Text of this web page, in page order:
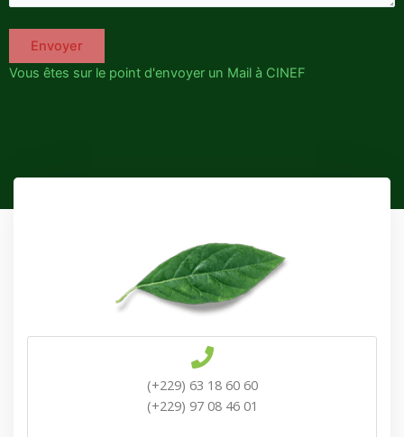
Vous êtes sur le point d'envoyer un Mail à CINEF
(+229) 63 18 60 60
(+229) 97 08 46 01